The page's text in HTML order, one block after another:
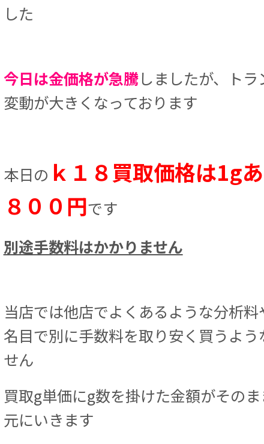
した
今日は金価格が急騰しましたが、トラ
変動が大きくなっております
本日の ｋ１８買取価格は1gあ
８００円です
別途手数料はかかりません
当店では他店でよくあるような分析
名目で別に手数料を取り安く買うよう
せん
買取g単価にg数を掛けた金額がその
元にいきます